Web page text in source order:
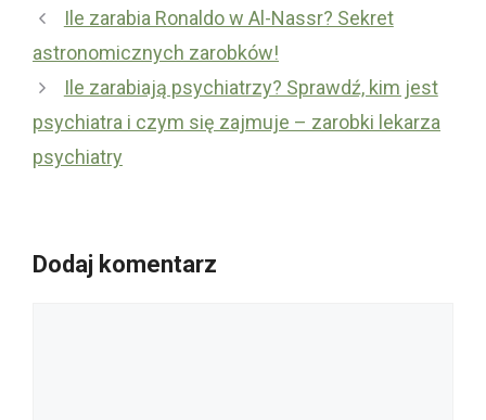
Ile zarabia Ronaldo w Al-Nassr? Sekret
astronomicznych zarobków!
Ile zarabiają psychiatrzy? Sprawdź, kim jest
psychiatra i czym się zajmuje – zarobki lekarza
psychiatry
Dodaj komentarz